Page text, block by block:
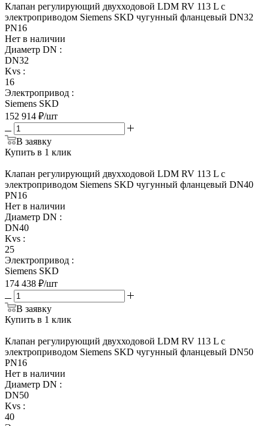
Клапан регулирующий двухходовой LDM RV 113 L с
электроприводом Siemens SKD чугунный фланцевый DN32
PN16
Нет в наличии
Диаметр DN :
DN32
Kvs :
16
Электропривод :
Siemens SKD
152 914 ₽/шт
В заявку
Купить в 1 клик
Клапан регулирующий двухходовой LDM RV 113 L с
электроприводом Siemens SKD чугунный фланцевый DN40
PN16
Нет в наличии
Диаметр DN :
DN40
Kvs :
25
Электропривод :
Siemens SKD
174 438 ₽/шт
В заявку
Купить в 1 клик
Клапан регулирующий двухходовой LDM RV 113 L с
электроприводом Siemens SKD чугунный фланцевый DN50
PN16
Нет в наличии
Диаметр DN :
DN50
Kvs :
40